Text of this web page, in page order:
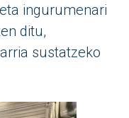
ingurumenari
ditu,
sustatzeko